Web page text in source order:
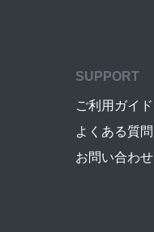
SUPPORT
ご利用ガイド
よくある質問
お問い合わせ